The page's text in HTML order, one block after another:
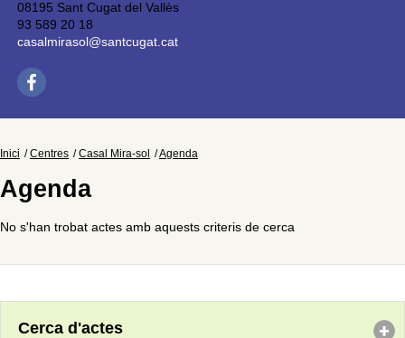
08195 Sant Cugat del Vallès
93 589 20 18
casalmirasol@santcugat.cat
Inici Centres Casal Mira-sol Agenda
Agenda
No s'han trobat actes amb aquests criteris de cerca
Cerca d'actes